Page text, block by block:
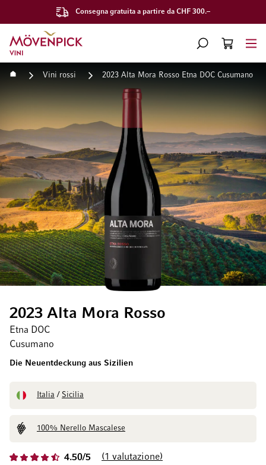
Consegna gratuita a partire da CHF 300.–
Vai alla Home Page
CERCA
CART
Home Vini rossi 2023 Alta Mora Rosso Etna DOC Cusumano
4.50/5 1 valutazione
2023 Alta Mora Rosso
Etna DOC
Cusumano
Die Neuentdeckung aus Sizilien
Italia / Sicilia
100% Nerello Mascalese
Vai alla fine della galleria di immagini